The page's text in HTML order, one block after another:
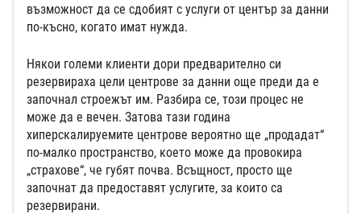
възможност да се сдобият с услуги от център за данни
по-късно, когато имат нужда.
Някои големи клиенти дори предварително си
резервираха цели центрове за данни още преди да е
започнал строежът им. Разбира се, този процес не
може да е вечен. Затова тази година
хиперскалируемите центрове вероятно ще „продадат“
по-малко пространство, което може да провокира
„страхове“, че губят почва. Всъщност, просто ще
започнат да предоставят услугите, за които са
резервирани.